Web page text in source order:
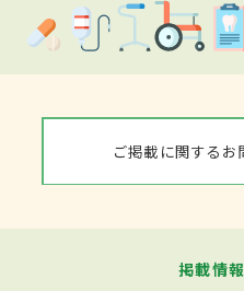
ご掲載に関するお
掲載情